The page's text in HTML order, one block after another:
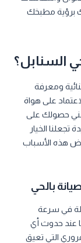
برؤية مطبخك
السنابل؟
ومعرفة
على هواة
حصولك على
الخيار
هذه الأسباب
بالحي
في سرعة
عند حدوث أي
التي تعيق